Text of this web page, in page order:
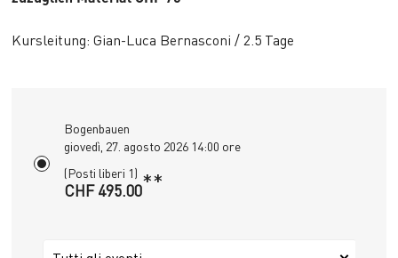
Kursleitung: Gian-Luca Bernasconi / 2.5 Tage
Bogenbauen
giovedì, 27. agosto 2026 14:00 ore
(Posti liberi 1)
CHF 495.00**